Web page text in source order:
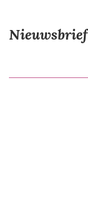
Nieuwsbrief